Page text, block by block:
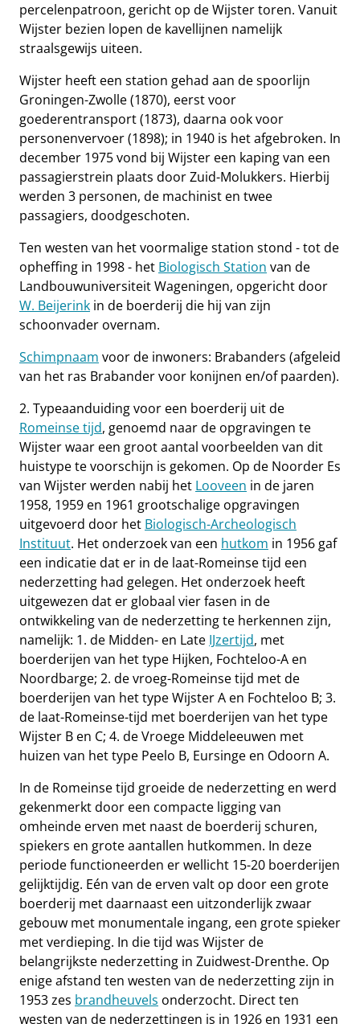
percelenpatroon, gericht op de Wijster toren. Vanuit
Wijster bezien lopen de kavellijnen namelijk
straalsgewijs uiteen.
Wijster heeft een station gehad aan de spoorlijn
Groningen-Zwolle (1870), eerst voor
goederentransport (1873), daarna ook voor
personenvervoer (1898); in 1940 is het afgebroken. In
december 1975 vond bij Wijster een kaping van een
passagierstrein plaats door Zuid-Molukkers. Hierbij
werden 3 personen, de machinist en twee
passagiers, doodgeschoten.
Ten westen van het voormalige station stond - tot de
opheffing in 1998 - het Biologisch Station van de
Landbouwuniversiteit Wageningen, opgericht door
W. Beijerink in de boerderij die hij van zijn
schoonvader overnam.
Schimpnaam voor de inwoners: Brabanders (afgeleid
van het ras Brabander voor konijnen en/of paarden).
2. Typeaanduiding voor een boerderij uit de
Romeinse tijd, genoemd naar de opgravingen te
Wijster waar een groot aantal voorbeelden van dit
huistype te voorschijn is gekomen. Op de Noorder Es
van Wijster werden nabij het Looveen in de jaren
1958, 1959 en 1961 grootschalige opgravingen
uitgevoerd door het Biologisch-Archeologisch
Instituut. Het onderzoek van een hutkom in 1956 gaf
een indicatie dat er in de laat-Romeinse tijd een
nederzetting had gelegen. Het onderzoek heeft
uitgewezen dat er globaal vier fasen in de
ontwikkeling van de nederzetting te herkennen zijn,
namelijk: 1. de Midden- en Late IJzertijd, met
boerderijen van het type Hijken, Fochteloo-A en
Noordbarge; 2. de vroeg-Romeinse tijd met de
boerderijen van het type Wijster A en Fochteloo B; 3.
de laat-Romeinse-tijd met boerderijen van het type
Wijster B en C; 4. de Vroege Middeleeuwen met
huizen van het type Peelo B, Eursinge en Odoorn A.
In de Romeinse tijd groeide de nederzetting en werd
gekenmerkt door een compacte ligging van
omheinde erven met naast de boerderij schuren,
spiekers en grote aantallen hutkommen. In deze
periode functioneerden er wellicht 15-20 boerderijen
gelijktijdig. Eén van de erven valt op door een grote
boerderij met daarnaast een uitzonderlijk zwaar
gebouw met monumentale ingang, een grote spieker
met verdieping. In die tijd was Wijster de
belangrijkste nederzetting in Zuidwest-Drenthe. Op
enige afstand ten westen van de nederzetting zijn in
1953 zes brandheuvels onderzocht. Direct ten
westen van de nederzettingen is in 1926 en 1931 een